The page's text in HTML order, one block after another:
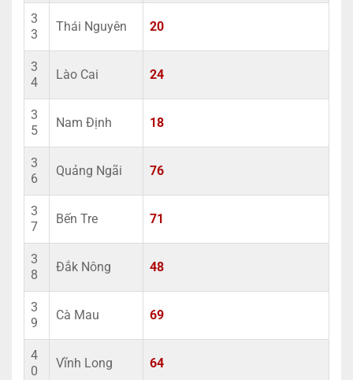
3
3
Thái Nguyên 20
3
4
Lào Cai 24
3
5
Nam Định 18
3
6
Quảng Ngãi 76
3
7
Bến Tre 71
3
8
Đắk Nông 48
3
9
Cà Mau 69
4
0
Vĩnh Long 64